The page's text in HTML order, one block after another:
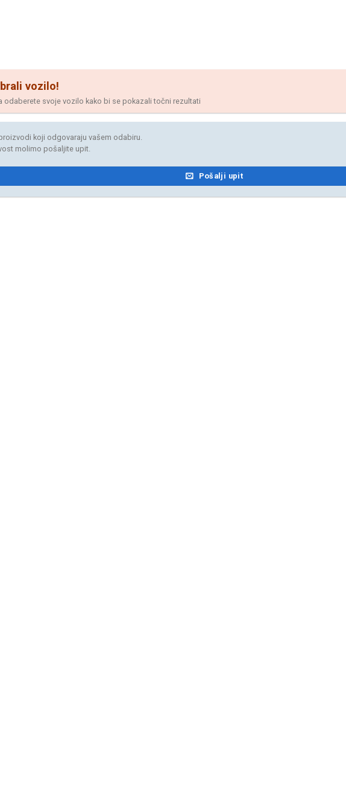
vozilo!
odaberete svoje vozilo kako bi se pokazali točni rezultati
koji odgovaraju vašem odabiru.
molimo pošaljite upit.
Pošalji upit